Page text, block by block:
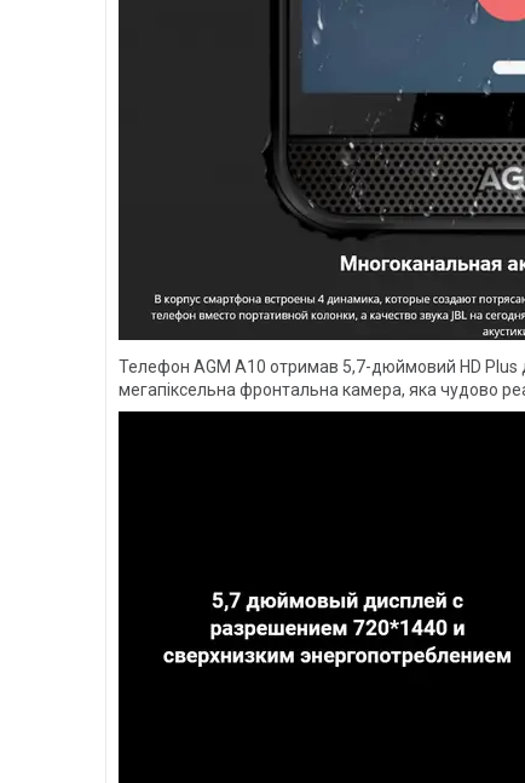
Телефон AGM A10 отримав 5,7-дюймовий HD Plus
мегапіксельна фронтальна камера, яка чудово